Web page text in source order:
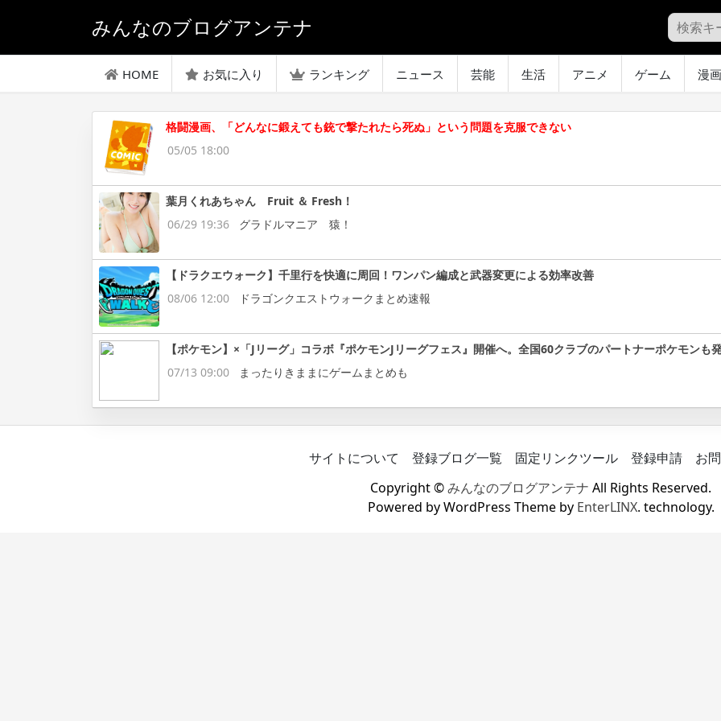
みんなのブログアンテナ
HOME お気に入り ランキング ニュース 芸能 生活 アニメ ゲーム 漫画
格闘漫画、「どんなに鍛えても銃で撃たれたら死ぬ」という問題を克服できない
05/05 18:00
葉月くれあちゃん Fruit ＆ Fresh！
06/29 19:36
グラドルマニア 猿！
【ドラクエウォーク】千里行を快適に周回！ワンパン編成と武器変更による効率改善
08/06 12:00
ドラゴンクエストウォークまとめ速報
【ポケモン】×「Jリーグ」コラボ『ポケモンJリーグフェス』開催へ。全国60クラブのパートナーポケモンも
07/13 09:00
まったりきままにゲームまとめも
サイトについて 登録ブログ一覧 固定リンクツール 登録申請
お
Copyright ©みんなのブログアンテナ All Rights Reserved.
Powered by WordPress Theme by EnterLINX. technology.